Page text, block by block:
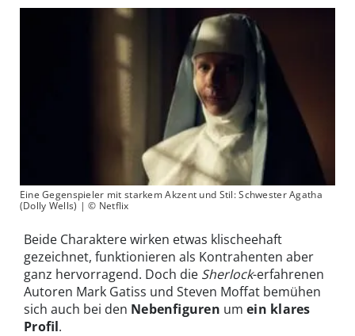
Eine Gegenspieler mit starkem Akzent und Stil: Schwester Agatha
(Dolly Wells) | © Netflix
Beide Charaktere wirken etwas klischeehaft
gezeichnet, funktionieren als Kontrahenten aber
ganz hervorragend. Doch die Sherlock-erfahrenen
Autoren Mark Gatiss und Steven Moffat bemühen
sich auch bei den Nebenfiguren um ein klares
Profil.